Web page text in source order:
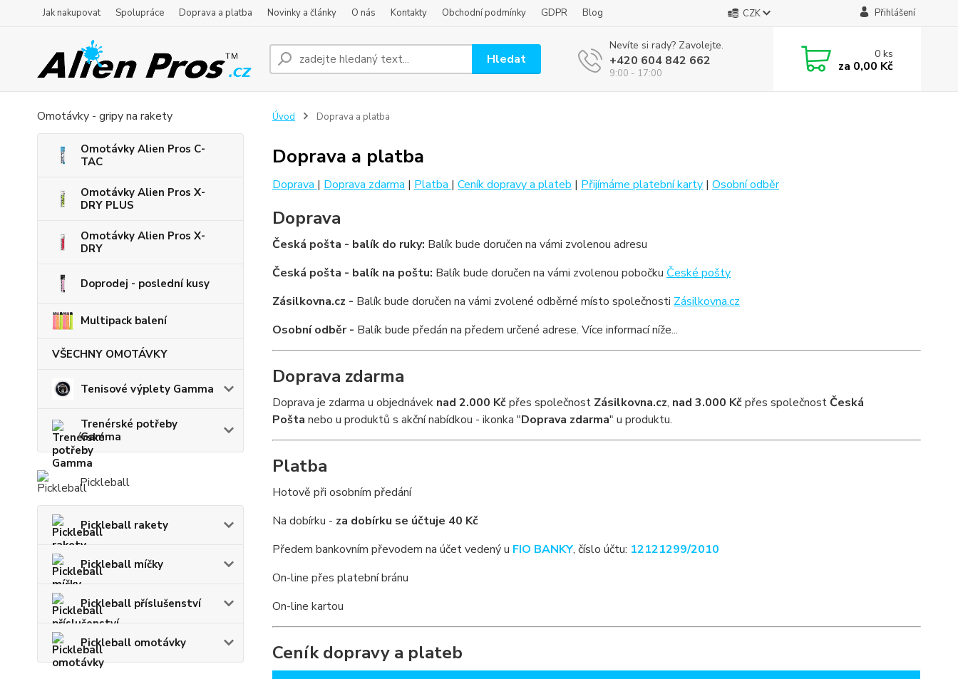
Jak nakupovat Spolupráce Doprava a platba Novinky a články O nás Kontakty Obchodní podmínky GDPR Blog CZK Přihlášení
Hledat
Nevíte si rady? Zavolejte.
+420 604 842 662
9:00 - 17:00
0ks
za 0,00 Kč
Omotávky - gripy na rakety
Omotávky Alien Pros C-
TAC
Omotávky Alien Pros X-
DRY PLUS
Omotávky Alien Pros X-
DRY
Doprodej - poslední kusy
Multipack balení
VŠECHNY OMOTÁVKY
Tenisové výplety Gamma
Trenérské potřeby
Gamma
Pickleball
Pickleball rakety
Pickleball míčky
Pickleball příslušenství
Pickleball omotávky
Úvod Doprava a platba
Doprava a platba
Doprava | Doprava zdarma | Platba | Ceník dopravy a plateb | Přijímáme platební karty| Osobní odběr
Doprava
Česká pošta - balík do ruky: Balík bude doručen na vámi zvolenou adresu
Česká pošta - balík na poštu: Balík bude doručen na vámi zvolenou pobočku České pošty
Zásilkovna.cz - Balík bude doručen na vámi zvolené odběrné místo společnosti Zásilkovna.cz
Osobní odběr - Balík bude předán na předem určené adrese. Více informací níže...
Doprava zdarma
Doprava je zdarma u objednávek nad 2.000 Kčpřes společnost Zásilkovna.cz, nad 3.000 Kčpřes společnostČeská
Pošta nebo u produktů s akční nabídkou - ikonka "Doprava zdarma" u produktu.
Platba
Hotově při osobním předání
Na dobírku - za dobírku se účtuje 40 Kč
Předem bankovním převodem na účet vedený u FIO BANKY, číslo účtu: 12121299/2010
On-line přes platební bránu
On-line kartou
Ceník dopravy a plateb